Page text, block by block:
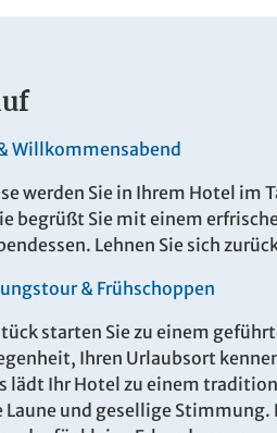
Willkommensabend
werden Sie in Ihrem Hotel im
begrüßt Sie mit einem
Lehnen Sie sich
& Frühschoppen
starten Sie zu einem
Ihren Urlaubsort
lädt Ihr Hotel zu einem
Laune und gesellige